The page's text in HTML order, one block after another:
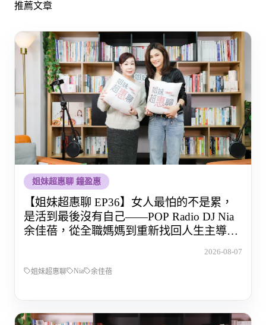
推薦文章
姐妹超惠聊 鐘盈惠
【姐妹超惠聊 EP36】女人最怕的不是累，
是活到最後沒有自己——POP Radio DJ Nia
余佳蓓，從全職媽媽到重新找回人生主導權
2026-08-07
姐妹超惠聊 Nia 余佳蓓